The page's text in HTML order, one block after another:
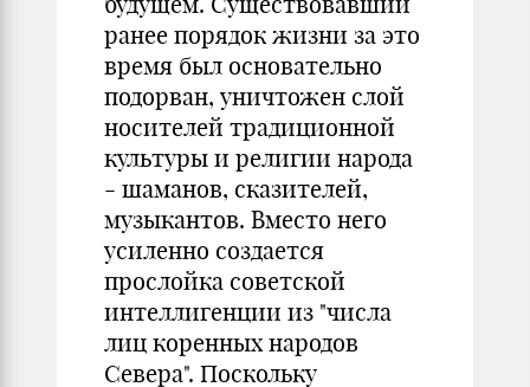
ранее порядок жизни за это
время был основательно
подорван, уничтожен слой
носителей традиционной
культуры и религии народа
- шаманов, сказителей,
музыкантов. Вместо него
усиленно создается
прослойка советской
интеллигенции из "числа
лиц коренных народов
Севера". Поскольку